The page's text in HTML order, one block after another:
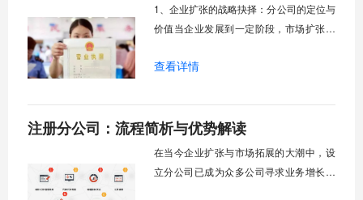
1、企业扩张的战略抉择：分公司的定位与
价值当企业发展到一定阶段，市场扩张便
注册分公司成为了众多企业家的首选方
引力？它不仅仅是一个组织形式的简单延
伸，而是关乎企业资源配置、风险管控与
查看详情
注册分公司：流程简析与优势解读
在当今企业扩张与市场拓展的大潮中，设
立分公司已成为众多公司寻求业务增长和